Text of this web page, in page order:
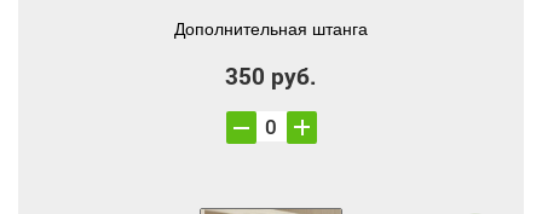
Дополнительная штанга
350 руб.